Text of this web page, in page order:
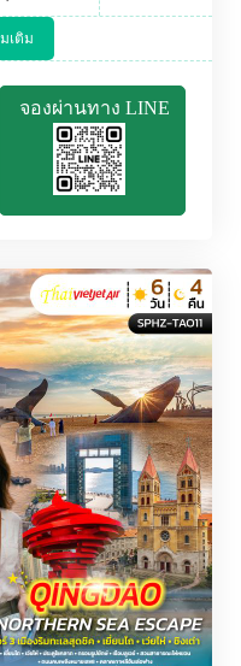
เติม
จองผ่านทาง LINE